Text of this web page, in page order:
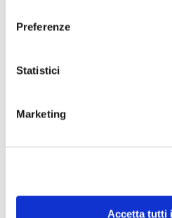
Preferenze
Statistici
Marketing
Accetta tutti